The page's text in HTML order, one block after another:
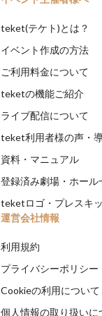
teket(テケト)とは？
イベント作成の方法
ご利用料金について
teketの機能ご紹介
ライブ配信について
teket利用者様の声・
資料・マニュアル
登録済み劇場・ホール
teketロゴ・プレスキ
運営会社情報
利用規約
プライバシーポリシー
Cookieの利用について
個人情報の取り扱いに